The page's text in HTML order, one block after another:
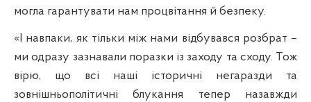
могла гарантувати нам процвітання й безпеку.
«І навпаки, як тільки між нами відбувався розбрат –
ми одразу зазнавали поразки із заходу та сходу. Тож
вірю, що всі наші історичні негаразди та
зовнішньополітичні блукання тепер назавжди